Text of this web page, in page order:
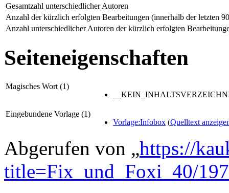
Gesamtzahl unterschiedlicher Autoren
Anzahl der kürzlich erfolgten Bearbeitungen (innerhalb der letzten
Anzahl unterschiedlicher Autoren der kürzlich erfolgten
Seiteneigenschaften
Magisches Wort (1)
Eingebundene Vorlage (1)
Vorlage:Infobox (Quelltext
Abgerufen von „https://
title=Fix_und_Foxi_40/